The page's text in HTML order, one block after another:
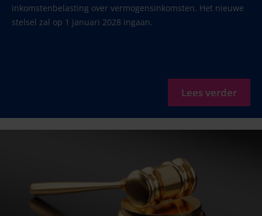
inkomstenbelasting over vermogensinkomsten. Het nieuwe
stelsel zal op 1 januari 2028 ingaan.
Lees verder